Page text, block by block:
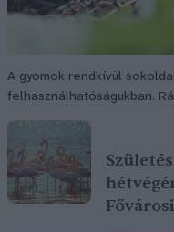
A gyomok rendkívül
felhasználhatóságukban.